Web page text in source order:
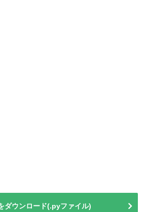
ダウンロード(.pyファイル)